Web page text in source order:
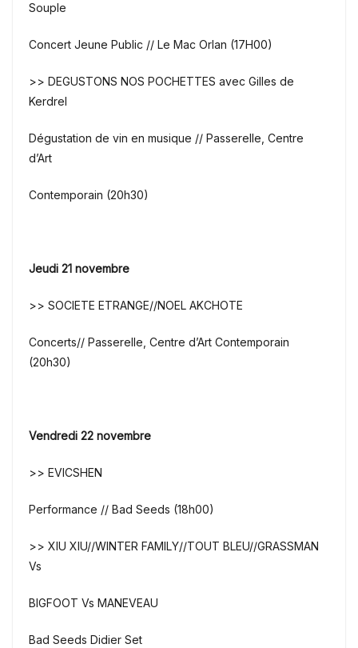
Souple
Concert Jeune Public // Le Mac Orlan (17H00)
>> DEGUSTONS NOS POCHETTES avec Gilles de
Kerdrel
Dégustation de vin en musique // Passerelle, Centre
d’Art
Contemporain (20h30)
Jeudi 21 novembre
>> SOCIETE ETRANGE//NOEL AKCHOTE
Concerts// Passerelle, Centre d’Art Contemporain
(20h30)
Vendredi 22 novembre
>> EVICSHEN
Performance // Bad Seeds (18h00)
>> XIU XIU//WINTER FAMILY//TOUT BLEU//GRASSMAN
Vs
BIGFOOT Vs MANEVEAU
Bad Seeds Didier Set